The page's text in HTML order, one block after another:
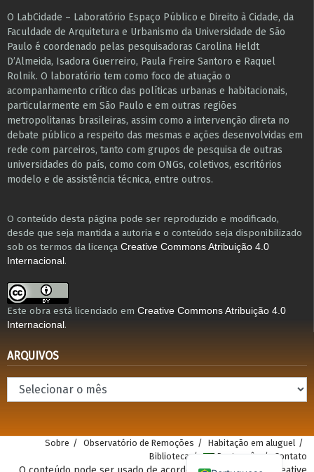
O LabCidade – Laboratório Espaço Público e Direito à Cidade, da
Faculdade de Arquitetura e Urbanismo da Universidade de São
Paulo é coordenado pelas pesquisadoras Carolina Heldt
D’Almeida, Isadora Guerreiro, Paula Freire Santoro e Raquel
Rolnik. O laboratório tem como foco de atuação o
acompanhamento crítico das políticas urbanas e habitacionais,
particularmente em São Paulo e ​em outras regiões
metropolitanas brasileiras, assim como a intervenção direta no
debate público a respeito das mesmas e ações desenvolvidas em
r​e​de com parceiros, tanto com grupos de pesquisa ​de outras
universidades do país, como com ONGs, coletivos, escritórios
modelo e de assistência técnica​, entre outros​.
O conteúdo desta página pode ser reproduzido e modificado,
desde que seja mantida a autoria e o conteúdo seja disponibilizado
sob os termos da licença Creative Commons Atribuição 4.0
Internacional .
Este obra está licenciado em Creative Commons Atribuição 4.0
Internacional .
ARQUIVOS
Arquivos
Sobre Observatório de Remoções
Habitação em aluguel
Biblioteca
Português Contato